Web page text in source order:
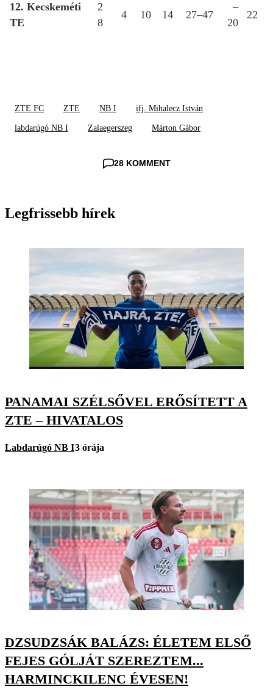
12. Kecskeméti
TE
2
8
4 10 14 27–47
–
20
22
ZTE FC ZTE NB I ifj. Mihalecz István
labdarúgó NB I Zalaegerszeg Márton Gábor
28 KOMMENT
Legfrissebb hírek
PANAMAI SZÉLSŐVEL ERŐSÍTETT A
ZTE – HIVATALOS
Labdarúgó NB I3 órája
DZSUDZSÁK BALÁZS: ÉLETEM ELSŐ
FEJES GÓLJÁT SZEREZTEM...
HARMINCKILENC ÉVESEN!